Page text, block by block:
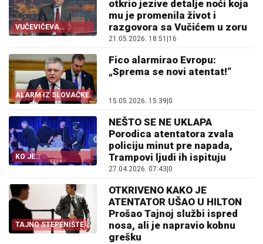
VUČEVIĆEVA
ISPOVEST
otkrio jezive detalje noći koja
mu je promenila život i
razgovora sa Vučićem u zoru
21.05.2026. 18:51 16
ALARM IZ SLOVAČKE
Fico alarmirao Evropu:
„Sprema se novi atentat!“
15.05.2026. 15:39|0
KO JE
ORGANIZATOR?
NEŠTO SE NE UKLAPA
Porodica atentatora zvala
policiju minut pre napada,
Trampovi ljudi ih ispituju
27.04.2026. 07:43|0
TAJNO STEPENIŠTE
OTKRIVENO KAKO JE
ATENTATOR UŠAO U HILTON
Prošao Tajnoj službi ispred
nosa, ali je napravio kobnu
grešku